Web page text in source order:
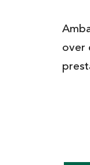
over
met docenten
blijven doen.